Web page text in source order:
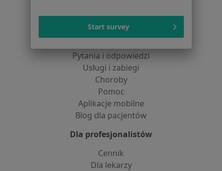
Lekarze
Pytania i odpowiedzi
Usługi i zabiegi
Choroby
Pomoc
Aplikacje mobilne
Blog dla pacjentów
Dla profesjonalistów
Cennik
Dla lekarzy
Start survey